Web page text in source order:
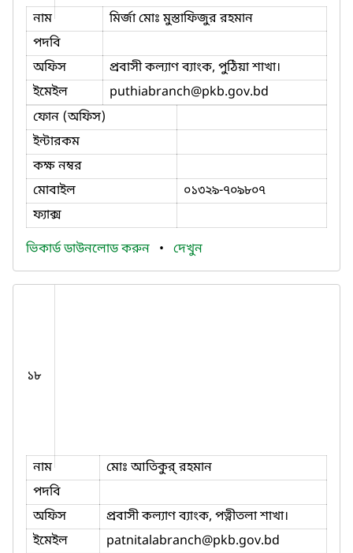
নাম
মির্জা মোঃ মুস্তাফিজুর রহমান
পদবি
অফিস
প্রবাসী কল্যাণ ব্যাংক, পুঠিয়া শাখা।
ইমেইল
puthiabranch@pkb.gov.bd
ফোন (অফিস)
ইন্টারকম
কক্ষ নম্বর
মোবাইল
০১৩২৯-৭০৯৮০৭
ফ্যাক্স
ভিকার্ড ডাউনলোড করুন • দেখুন
১৮
নাম
মোঃ আতিকুর্ রহমান
পদবি
অফিস
প্রবাসী কল্যাণ ব্যাংক, পত্নীতলা শাখা।
ইমেইল
patnitalabranch@pkb.gov.bd